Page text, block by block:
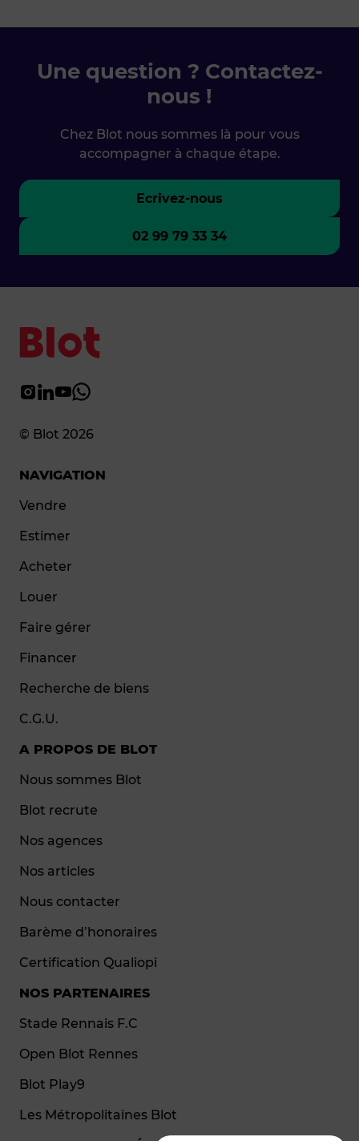
Une question ? Contactez-
nous !
Chez Blot nous sommes là pour vous
accompagner à chaque étape.
Ecrivez-nous
02 99 79 33 34
© Blot 2026
NAVIGATION
Vendre
Estimer
Acheter
Louer
Faire gérer
Financer
Recherche de biens
C.G.U.
A PROPOS DE BLOT
Nous sommes Blot
Blot recrute
Nos agences
Nos articles
Nous contacter
Barème d’honoraires
Certification Qualiopi
NOS PARTENAIRES
Stade Rennais F.C
Open Blot Rennes
Blot Play9
Les Métropolitaines Blot